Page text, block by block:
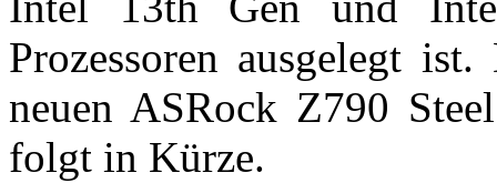
Prozessoren ausgelegt
neuen ASRock Z790
folgt in Kürze.